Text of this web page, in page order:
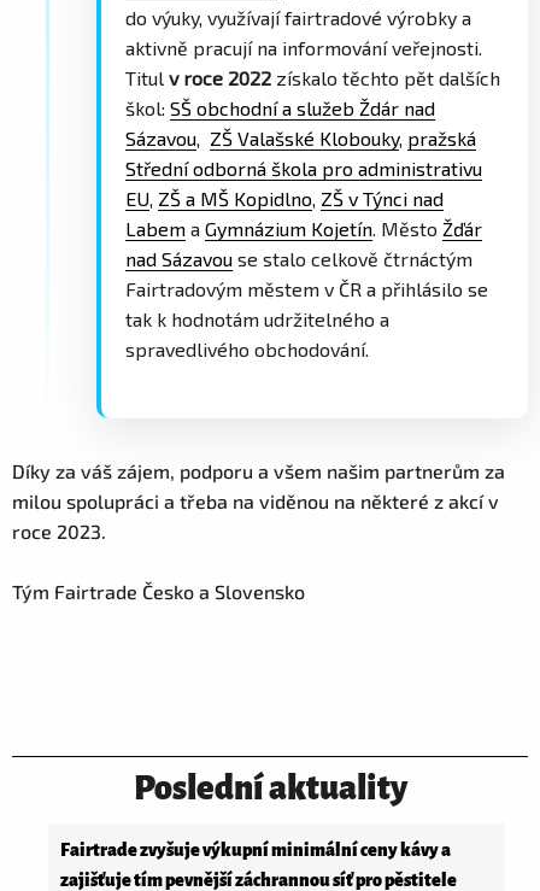
Poslední aktuality
Fairtrade zvyšuje výkupní minimální ceny kávy a
zajišťuje tím pevnější záchrannou síť pro pěstitele
do výuky, využívají fairtradové výrobky a
aktivně pracují na informování veřejnosti.
Titul v roce 2022 získalo těchto pět dalších
škol: SŠ obchodní a služeb Ždár nad
Sázavou, ZŠ Valašské Klobouky, pražská
Střední odborná škola pro administrativu
EU, ZŠ a MŠ Kopidlno, ZŠ v Týnci nad
Labem a Gymnázium Kojetín. Město Žďár
nad Sázavou se stalo celkově čtrnáctým
Fairtradovým městem v ČR a přihlásilo se
tak k hodnotám udržitelného a
spravedlivého obchodování.
Díky za váš zájem, podporu a všem našim partnerům za
milou spolupráci a třeba na viděnou na některé z akcí v
roce 2023.
Tým Fairtrade Česko a Slovensko